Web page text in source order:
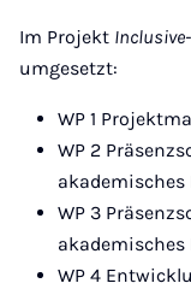
Im Projekt
umgesetzt:
WP 1
WP 2
WP 3
WP 4